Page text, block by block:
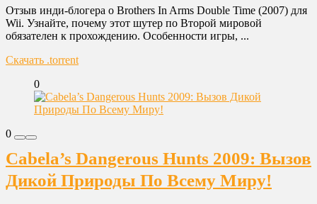
Отзыв инди-блогера о Brothers In Arms Double Time (2007) для
Wii. Узнайте, почему этот шутер по Второй мировой
обязателен к прохождению. Особенности игры, ...
Скачать .torrent
0
0
Cabela’s Dangerous Hunts 2009: Вызов
Дикой Природы По Всему Миру!